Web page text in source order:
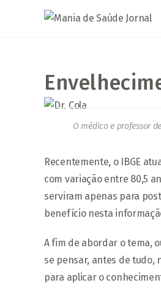
O médico e professor
Recentemente, o IBGE
com variação entre 80,5
serviram apenas para
benefício nesta
A fim de abordar o tema,
se pensar, antes de tudo,
para aplicar o